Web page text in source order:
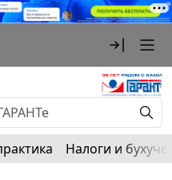
Налоги и